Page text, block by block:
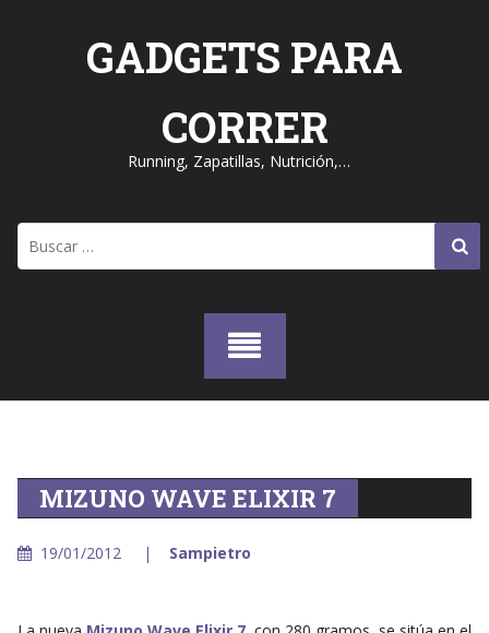
GADGETS PARA
CORRER
Running, Zapatillas, Nutrición,…
MIZUNO WAVE ELIXIR 7
19/01/2012 Sampietro